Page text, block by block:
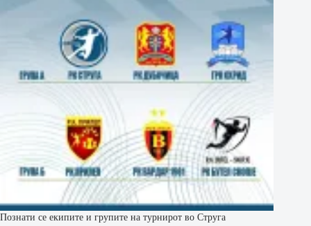
Познати се екипите и групите на турнирот во Струга